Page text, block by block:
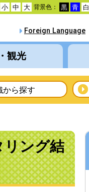
小 中 大 背景色： 黒 青 白
Foreign Language
観光
から探す
リング結